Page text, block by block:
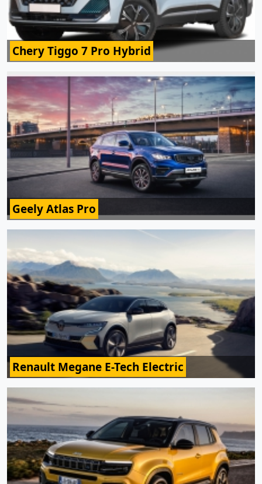
Chery Tiggo 7 Pro Hybrid
Geely Atlas Pro
Renault Megane E-Tech Electric